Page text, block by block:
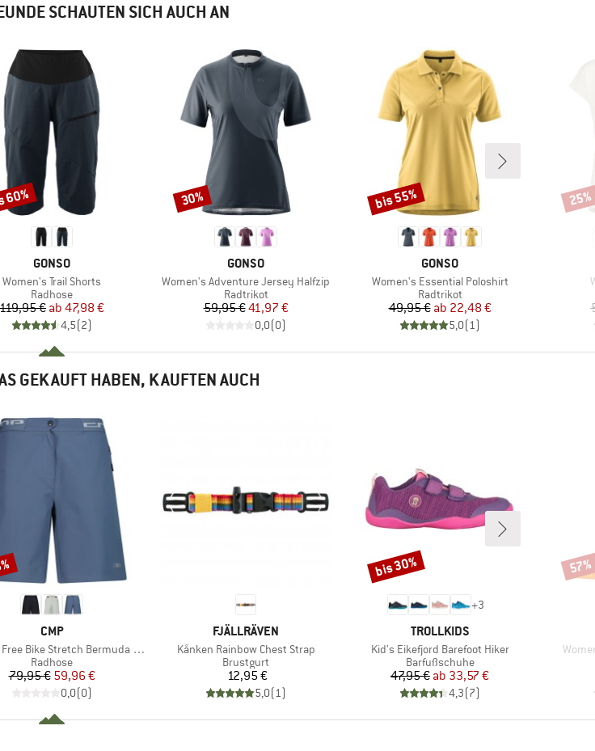
SCHAUTEN SICH AUCH AN
MARKE
GONSO
Artikel
Women's Trail Shorts
Produktgruppe
Radhose
Preis
119,95 € reduzierter Preis
ab 47,98 €
4,5(2)
60%
MARKE
GONSO
Artikel
Women's Adventure Jersey Halfzip
Produktgruppe
Radtrikot
Preis
59,95 €reduzierter Preis
41,97 €
0,0(0)
Rabatt
30%
MARKE
GONSO
Artikel
Women's Essential Poloshirt
Produktgruppe
Radtrikot
Preis
49,95 € reduzierter Preis
ab 22,48 €
5,0(1)
Rabatt
bis 55% 25%
GEKAUFT HABEN, KAUFTEN AUCH
MARKE
CMP
Stretch Bermuda + Mesh Underwear
Produktgruppe
Radhose
Preis
79,95 €reduzierter Preis
59,96 €
0,0(0)
MARKE
FJÄLLRÄVEN
Artikel
Kånken Rainbow Chest Strap
Produktgruppe
Brustgurt
Preis
12,95 €
5,0(1)
+3
MARKE
TROLLKIDS
Artikel
Kid's Eikefjord Barefoot Hiker
Produktgruppe
Barfußschuhe
Preis
47,95 € reduzierter Preis
ab 33,57 €
4,3(7)
Rabatt
bis 30%
Artikel
57%